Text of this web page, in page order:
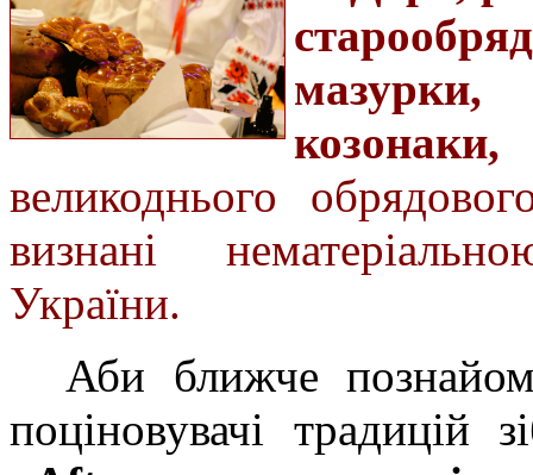
великоднього
визнані
України.
Аби ближче
поціновувачі традицій